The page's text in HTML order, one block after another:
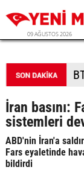
09 AĞUSTOS 2026
İran basını:
sistemleri
ABD'nin İran'a
Fars eyaletinde
bildirdi